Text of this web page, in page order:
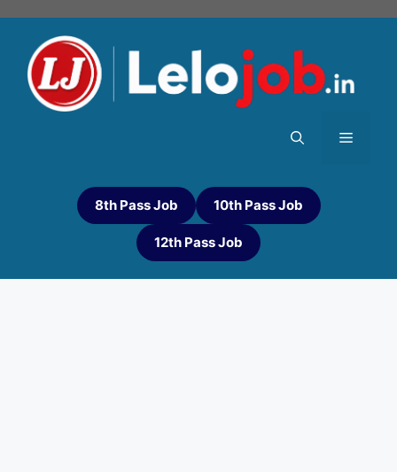
8th Pass Job 10th Pass Job
12th Pass Job